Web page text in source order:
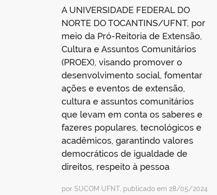
A UNIVERSIDADE FEDERAL DO
NORTE DO TOCANTINS/UFNT, por
meio da Pró-Reitoria de Extensão,
Cultura e Assuntos Comunitários
(PROEX), visando promover o
desenvolvimento social, fomentar
ações e eventos de extensão,
cultura e assuntos comunitários
que levam em conta os saberes e
fazeres populares, tecnológicos e
acadêmicos, garantindo valores
democráticos de igualdade de
direitos, respeito à pessoa
por SUCOM UFNT, publicado em 28/05/2024